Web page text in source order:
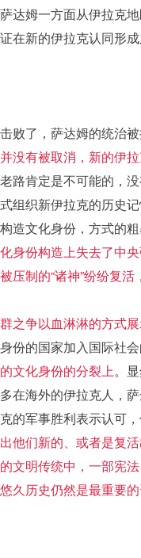
达姆一方面从伊拉克
新的伊拉克认同形成
败了，萨达姆的统治
没有被取消，新的伊
路肯定是不可能的，
组织新伊拉克的历史
文化身份，方式的粗
身份构造上失去了中
制的“诸神”纷纷复活
之争以血淋淋的方式
份的国家加入国际社会
文化身份的分裂上。
在海外的伊拉克人，
的军事胜利表示认可
他们新的、或者是复
文明传统中，一部宪
久历史仍然是最重要